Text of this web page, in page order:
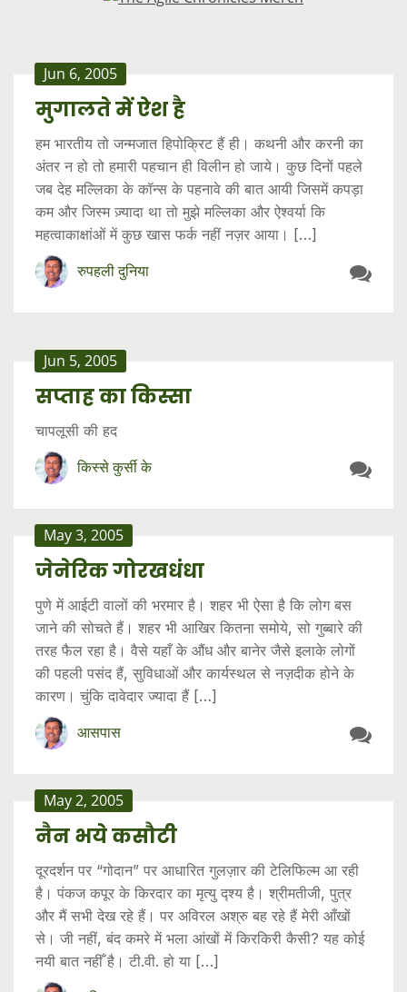
Jun 6, 2005
मुगालते में ऐश है
हम भारतीय तो जन्मजात हिपोक्रिट हैं ही। कथनी और करनी का
अंतर न हो तो हमारी पहचान ही विलीन हो जाये। कुछ दिनों पहले
जब देह मल्लिका के कॉन्स के पहनावे की बात आयी जिसमें कपड़ा
कम और जिस्म ज़्यादा था तो मुझे मल्लिका और ऐश्वर्या कि
महत्वाकाक्षांओं में कुछ खास फर्क नहीं नज़र आया। […]
रुपहली दुनिया
Jun 5, 2005
सप्ताह का किस्सा
चापलूसी की हद
किस्से कुर्सी के
May 3, 2005
जेनेरिक गोरखधंधा
पुणे में आईटी वालों की भरमार है। शहर भी ऐसा है कि लोग बस
जाने की सोचते हैं। शहर भी आखिर कितना समोये, सो गुब्बारे की
तरह फैल रहा है। वैसे यहाँ के औंध और बानेर जैसे इलाके लोगों
की पहली पसंद हैं, सुविधाओं और कार्यस्थल से नज़दीक होने के
कारण। चुंकि दावेदार ज्यादा हैं […]
आसपास
May 2, 2005
नैन भये कसौटी
दूरदर्शन पर “गोदान” पर आधारित गुलज़ार की टेलिफिल्म आ रही
है। पंकज कपूर के किरदार का मृत्यु द्श्य है। श्रीमतीजी, पुत्र
और मैं सभी देख रहे हैं। पर अविरल अश्रु बह रहे हैं मेरी आँखों
से। जी नहीं, बंद कमरे में भला आंखों में किरकिरी कैसी? यह कोई
नयी बात नहीँ है। टी.वी. हो या […]